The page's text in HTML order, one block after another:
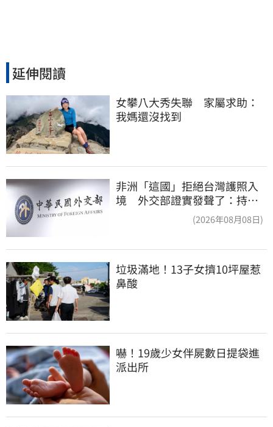
延伸閱讀
女攀八大秀失聯　家屬求助：
我媽還沒找到
非洲「這國」拒絕台灣護照入
境 外交部證實發聲了：持續
(2026年08月08日)
垃圾滿地！13子女擠10坪屋惹
鼻酸
嚇！19歲少女伴屍數日提袋進
派出所